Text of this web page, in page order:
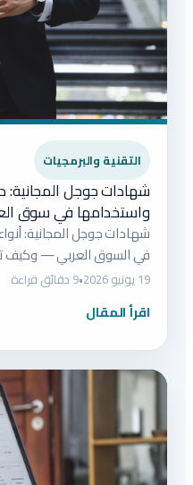
التقنية والبرمجيات
شهادات جوجل المجانية:
واستخدامها في سوق
شهادات جوجل المجانية:
في السوق العربي — وكيف
19 يونيو 2026 •9 دقائق قراءة
اقرأ المقال